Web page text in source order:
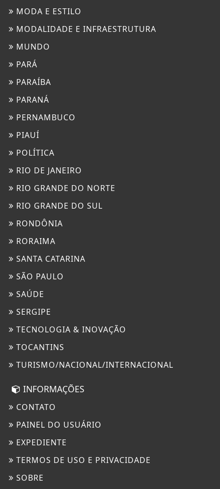
MODA E ESTILO
MODALIDADE E INFRAESTRUTURA
MUNDO
PARÁ
PARAÍBA
PARANÁ
PERNAMBUCO
PIAUÍ
POLÍTICA
RIO DE JANEIRO
RIO GRANDE DO NORTE
RIO GRANDE DO SUL
RONDÔNIA
RORAIMA
SANTA CATARINA
SÃO PAULO
SAÚDE
SERGIPE
TECNOLOGIA & INOVAÇÃO
TOCANTINS
TURISMO/NACIONAL/INTERNACIONAL
INFORMAÇÕES
CONTATO
PAINEL DO USUÁRIO
EXPEDIENTE
TERMOS DE USO E PRIVACIDADE
SOBRE